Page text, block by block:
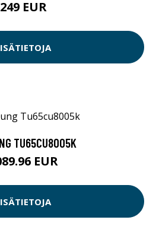
249 EUR
TU65CU8005K
EUR